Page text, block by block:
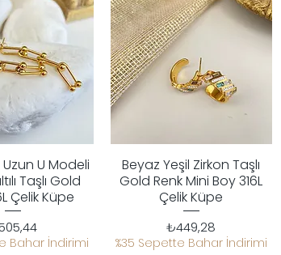
BakışU Modeli
Taşlı Gold
Çelik Küpe
Bahar İndirimi
Hızlı Bakış
Beyaz Yeşil Zirkon Taşlı
Gold Renk Mini Boy 316L
Çelik Küpe
Fiyat
₺449,28
%35 Sepette Bahar İndirimi